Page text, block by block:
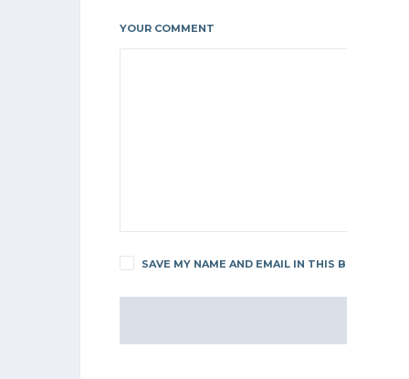
YOUR COMMENT
SAVE MY NAME AND EMAIL IN THIS BROWSER